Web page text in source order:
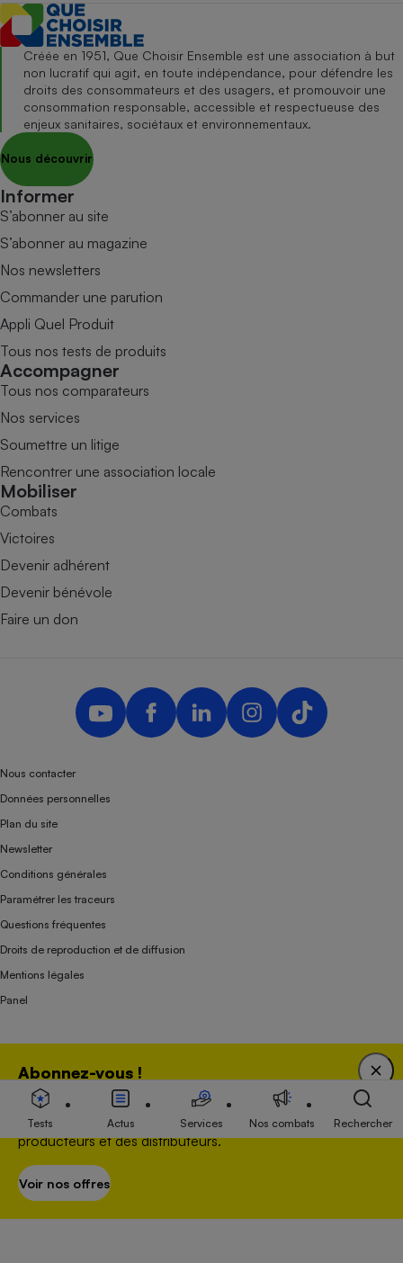
Abonnez-vous !
Bénéficiez d'une expertise unique tout en soutenant
une association 100 % indépendante de l'Etat, des
producteurs et des distributeurs.
Voir nos offres
Créée en 1951, Que Choisir Ensemble est une association à but
non lucratif qui agit, en toute indépendance, pour défendre les
droits des consommateurs et des usagers, et promouvoir une
consommation responsable, accessible et respectueuse des
enjeux sanitaires, sociétaux et environnementaux.
Nous découvrir
Informer
S’abonner au site
S’abonner au magazine
Nos newsletters
Commander une parution
Appli Quel Produit
Tous nos tests de produits
Accompagner
Tous nos comparateurs
Nos services
Soumettre un litige
Rencontrer une association locale
Mobiliser
Combats
Victoires
Devenir adhérent
Devenir bénévole
Faire un don
Nous contacter
Données personnelles
Plan du site
Newsletter
Conditions générales
Paramétrer les traceurs
Questions fréquentes
Droits de reproduction et de diffusion
Mentions légales
Panel
Association indépendante de l’État, des syndicats, des producteurs et des
distributeurs depuis 1951.
Tests Actus Services Nos combats Rechercher